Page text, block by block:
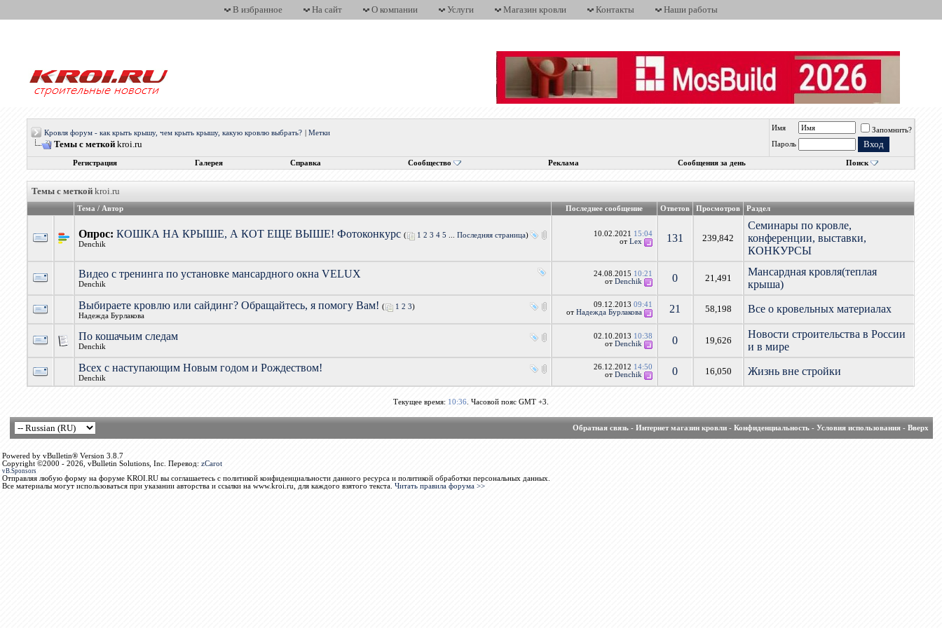
В избранное На сайт О компании Услуги Магазин кровли Контакты Наши работы
Кровля форум - как крыть крышу, чем крыть крышу, какую кровлю выбрать? |Метки
Темы с меткойkroi.ru
Имя
Запомнить?
Пароль
Регистрация Галерея Справка Сообщество Реклама Сообщения за день Поиск
Темы с меткойkroi.ru
Тема / Автор Последнее сообщение Ответов Просмотров Раздел
Опрос:КОШКА НА КРЫШЕ, А КОТ ЕЩЕ ВЫШЕ! Фотоконкурс ( 1 2 3 4 5 ...Последняя страница)
Denchik
10.02.2021 15:04
отLex 131 239,842
Семинары по кровле,
конференции, выставки,
КОНКУРСЫ
Видео с тренинга по установке мансардного окна VELUX
Denchik
24.08.2015 10:21
отDenchik 0 21,491
Мансардная кровля(теплая
крыша)
Выбираете кровлю или сайдинг? Обращайтесь, я помогу Вам! ( 1 2 3)
Надежда Бурлакова
09.12.201309:41
отНадежда Бурлакова 21 58,198 Все о кровельных материалах
По кошачьим следам
Denchik
02.10.2013 10:38
отDenchik 0 19,626
Новости строительства в России
и в мире
Всех с наступающим Новым годом и Рождеством!
Denchik
26.12.2012 14:50
отDenchik 0 16,050 Жизнь вне стройки
Текущее время: 10:36. Часовой пояс GMT +3.
Обратная связь- Интернет магазин кровли- Конфиденциальность- Условия использования- Вверх
Powered by vBulletin® Version 3.8.7
Copyright ©2000 - 2026, vBulletin Solutions, Inc. Перевод: zCarot
vB.Sponsors
Отправляя любую форму на форуме KROI.RU вы соглашаетесь с политикой конфиденциальности данного ресурса и политикой обработки персональных данных.
Все материалы могут использоваться при указании авторства и ссылки на www.kroi.ru, для каждого взятого текста. Читать правила форума >>